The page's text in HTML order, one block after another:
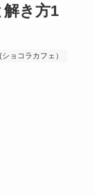
解き方1
ョコラカフェ）